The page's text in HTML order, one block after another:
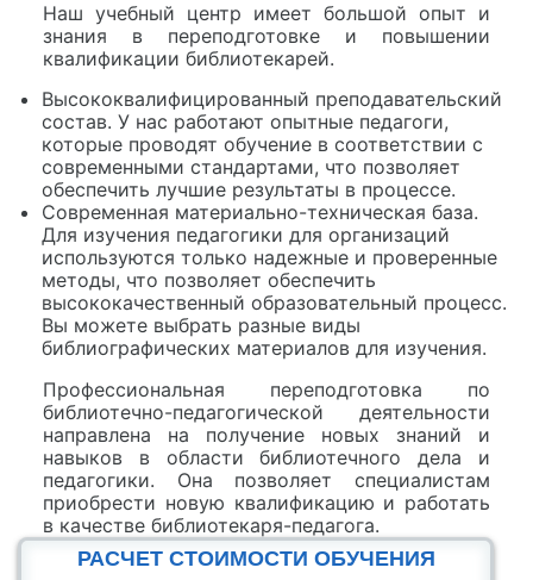
Наш учебный центр имеет большой опыт и
знания в переподготовке и повышении
квалификации библиотекарей.
Высококвалифицированный преподавательский
состав. У нас работают опытные педагоги,
которые проводят обучение в соответствии с
современными стандартами, что позволяет
обеспечить лучшие результаты в процессе.
Современная материально-техническая база.
Для изучения педагогики для организаций
используются только надежные и проверенные
методы, что позволяет обеспечить
высококачественный образовательный процесс.
Вы можете выбрать разные виды
библиографических материалов для изучения.
Профессиональная переподготовка по
библиотечно-педагогической деятельности
направлена на получение новых знаний и
навыков в области библиотечного дела и
педагогики. Она позволяет специалистам
приобрести новую квалификацию и работать
в качестве библиотекаря-педагога.
РАСЧЕТ СТОИМОСТИ ОБУЧЕНИЯ